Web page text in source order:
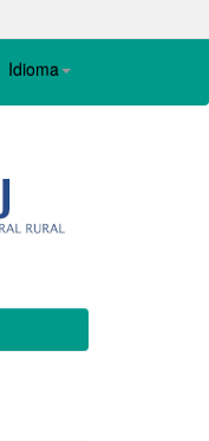
Idioma